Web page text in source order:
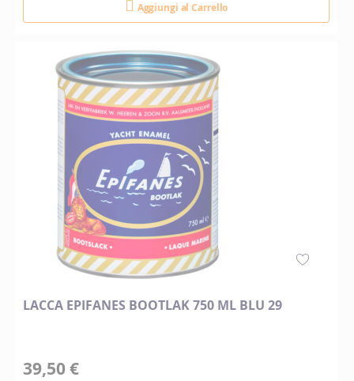
Aggiungi al Carrello
LACCA EPIFANES BOOTLAK 750 ML BLU 29
39,50 €